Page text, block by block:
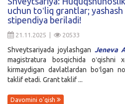
uchun toʻliq grantlar;
stipendiya beriladi!
21.11.2025 | 20533
Shveytsariyada joylashgan Jeneva
magistratura bosqichida oʻqishni
kirmaydigan davlatlardan boʻlgan
taklif etadi. Grant taklif ...
Davomini o'qish